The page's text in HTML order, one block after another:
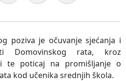
poziva je očuvanje sjećanja i
Domovinskog rata, kroz
te poticaj na promišljanje o
kod učenika srednjih škola.